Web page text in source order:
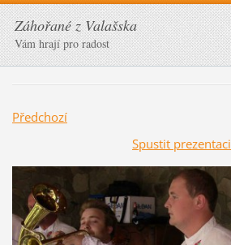
Záhořané z Valašska
Vám hrají pro radost
Předchozí
Spustit prezentaci